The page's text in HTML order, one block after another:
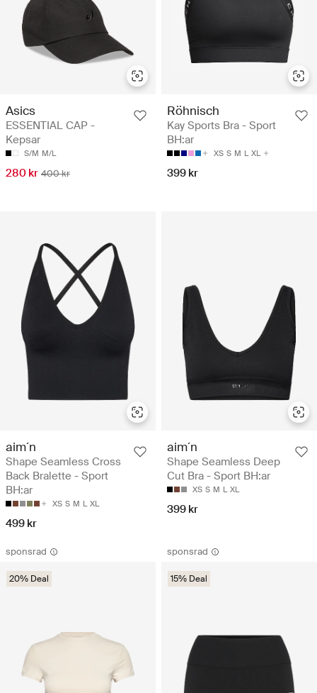
Asics
ESSENTIAL CAP -
Kepsar
S/M M/L
280 kr 400 kr
Röhnisch
Kay Sports Bra - Sport
BH:ar
XS S M L XL
399 kr
aim´n
Shape Seamless Cross
Back Bralette - Sport
BH:ar
XS S M L XL
499 kr
aim´n
Shape Seamless Deep
Cut Bra - Sport BH:ar
XS S M L XL
399 kr
sponsrad
20% Deal
sponsrad
15% Deal